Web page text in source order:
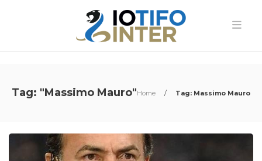
Tag: "Massimo Mauro"Home / Tag: Massimo Mauro